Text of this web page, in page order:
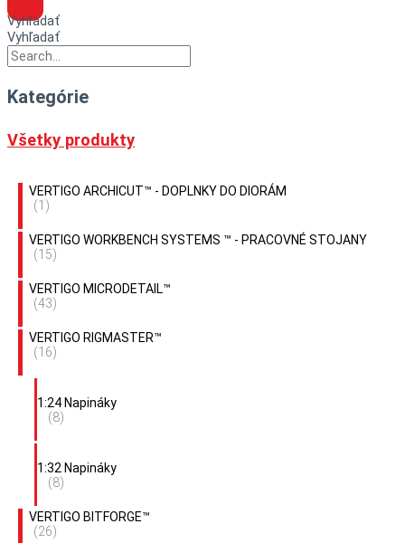
Vyhľadať
Vyhľadať
Kategórie
Všetky produkty
VERTIGO ARCHICUT™ - DOPLNKY DO DIORÁM
(1)
VERTIGO WORKBENCH SYSTEMS ™ - PRACOVNÉ STOJANY
(15)
VERTIGO MICRODETAIL™
(43)
VERTIGO RIGMASTER™
(16)
1:24 Napináky
(8)
1:32 Napináky
(8)
VERTIGO BITFORGE™
(26)